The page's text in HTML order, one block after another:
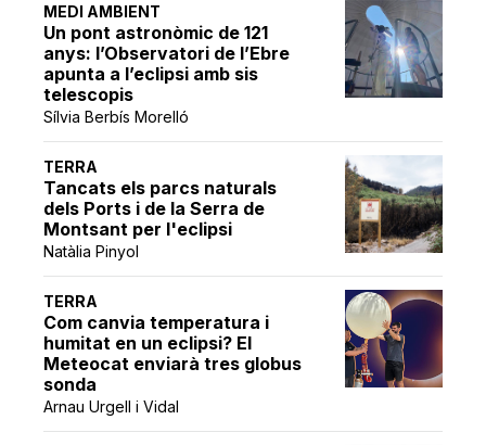
MEDI AMBIENT
Un pont astronòmic de 121
anys: l’Observatori de l’Ebre
apunta a l’eclipsi amb sis
telescopis
Sílvia Berbís Morelló
TERRA
Tancats els parcs naturals
dels Ports i de la Serra de
Montsant per l'eclipsi
Natàlia Pinyol
TERRA
Com canvia temperatura i
humitat en un eclipsi? El
Meteocat enviarà tres globus
sonda
Arnau Urgell i Vidal